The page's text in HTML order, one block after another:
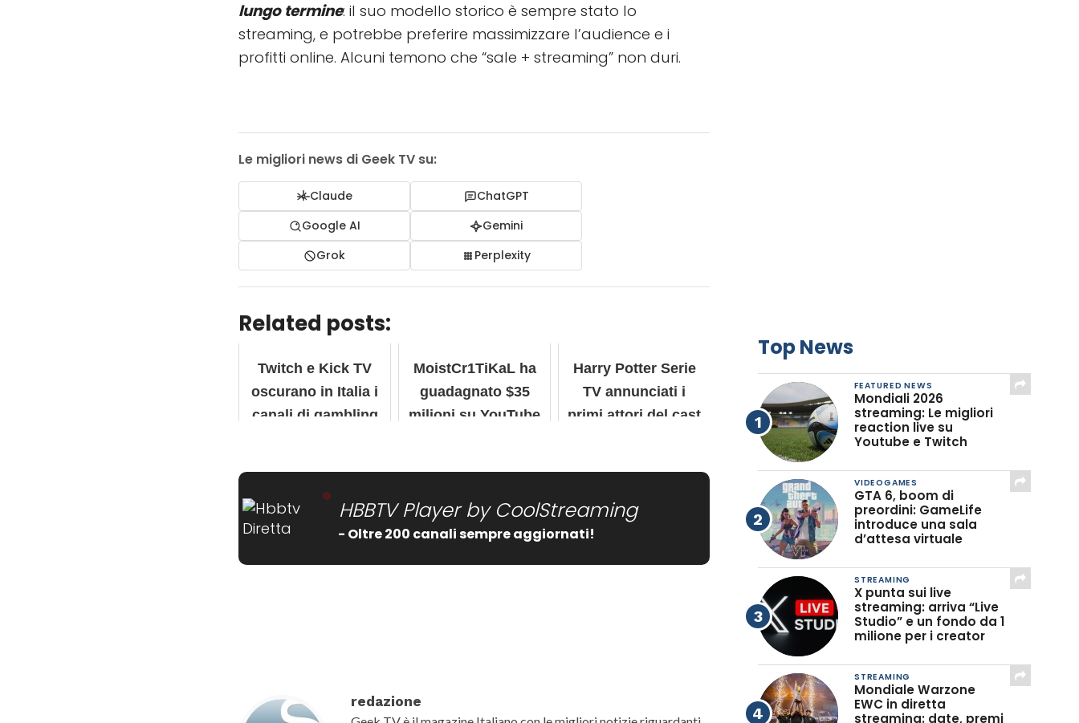
lungo termine: il suo modello storico è sempre stato lo
streaming, e potrebbe preferire massimizzare l’audience e i
profitti online. Alcuni temono che “sale + streaming” non duri.
Le migliori news di Geek TV su:
Claude
ChatGPT
Google AI
Gemini
Grok
Perplexity
Related posts:
Twitch e Kick TV
oscurano in Italia i
canali di gambling
MoistCr1TiKaL ha
guadagnato $35
milioni su YouTube
Harry Potter Serie
TV annunciati i
primi attori del cast
HBBTV Player by CoolStreaming
- Oltre 200 canali sempre aggiornati!
redazione
Top News
FEATURED NEWS
Mondiali 2026
streaming: Le migliori
reaction live su
Youtube e Twitch
VIDEOGAMES
GTA 6, boom di
preordini: GameLife
introduce una sala
d’attesa virtuale
STREAMING
X punta sui live
streaming: arriva “Live
Studio” e un fondo da 1
milione per i creator
STREAMING
Mondiale Warzone
EWC in diretta
streaming: date, premi